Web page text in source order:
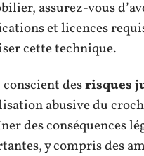
assurez-vous
et licences
cette technique.
conscient desrisques
abusive du
des conséquences
y compris des